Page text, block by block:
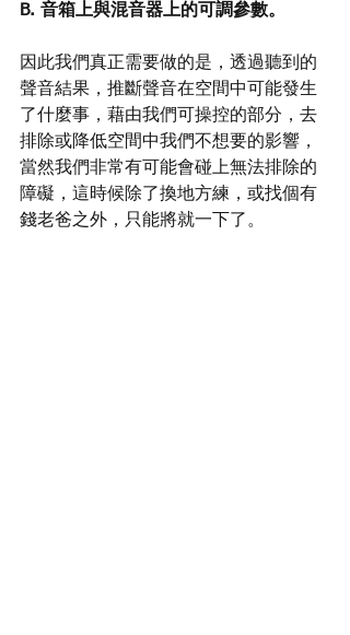
B. 音箱上與混音器上的可調參數。
因此我們真正需要做的是，透過聽到的
聲音結果，推斷聲音在空間中可能發生
了什麼事，藉由我們可操控的部分，去
排除或降低空間中我們不想要的影響，
當然我們非常有可能會碰上無法排除的
障礙，這時候除了換地方練，或找個有
錢老爸之外，只能將就一下了。